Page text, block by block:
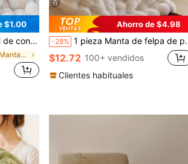
$1.00
hogar, ropa de cama para dormitorio, esencial para el hogar, lavable a máquina, esencial de invierno.
en Hogar Mantas de cama y mantas de toalla
11
Ahorro de $4.98
-28% 1 pieza Manta de felpa de piel de visón sintética de lujo, manta suave y esponjosa de doble capa con sensación de nube, adecuada para el hogar, la sala de estar, el dormitorio, el sofá, también es un gran regalo para mejorar la calidad de vida en el hogar
$12.72 100+ vendidos
Clientes habituales